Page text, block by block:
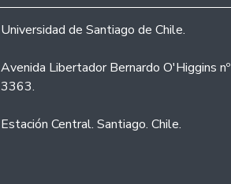
Universidad de Santiago de Chile.
Avenida Libertador Bernardo O'Higgins nº
3363.
Estación Central. Santiago. Chile.